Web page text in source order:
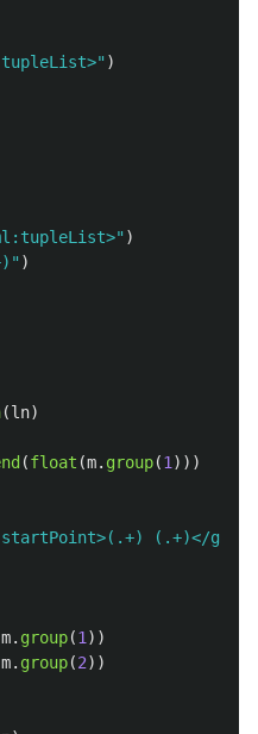
" )
" )
" )
(ln)
(float (m. group(1 )))
(.+)</
m. group(1 ))
m. group(2))